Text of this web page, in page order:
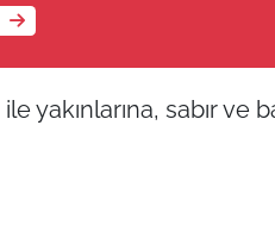
yakınlarına, sabır ve